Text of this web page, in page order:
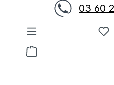
03 60
Warenkorb enthält